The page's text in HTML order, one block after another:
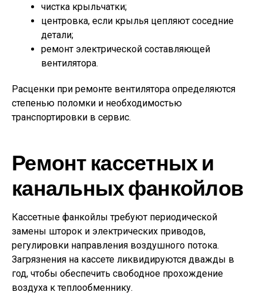
чистка крыльчатки;
центровка, если крылья цепляют соседние
детали;
ремонт электрической составляющей
вентилятора.
Расценки при ремонте вентилятора определяются
степенью поломки и необходимостью
транспортировки в сервис.
Ремонт кассетных и
канальных фанкойлов
Кассетные фанкойлы требуют периодической
замены шторок и электрических приводов,
регулировки направления воздушного потока.
Загрязнения на кассете ликвидируются дважды в
год, чтобы обеспечить свободное прохождение
воздуха к теплообменнику.